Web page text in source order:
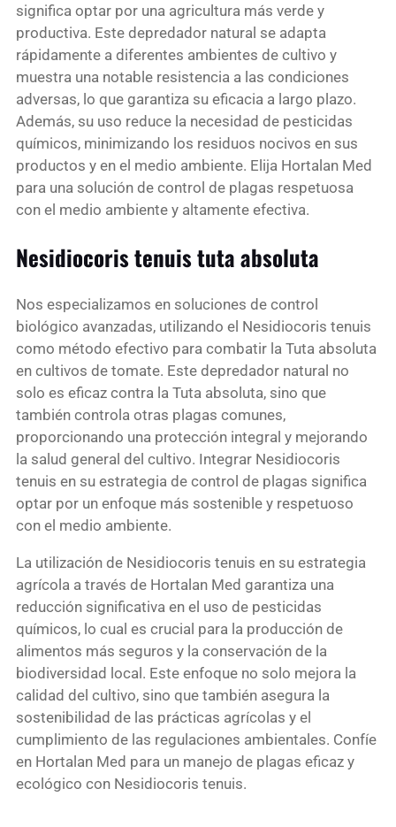
significa optar por una agricultura más verde y
productiva. Este depredador natural se adapta
rápidamente a diferentes ambientes de cultivo y
muestra una notable resistencia a las condiciones
adversas, lo que garantiza su eficacia a largo plazo.
Además, su uso reduce la necesidad de pesticidas
químicos, minimizando los residuos nocivos en sus
productos y en el medio ambiente. Elija Hortalan Med
para una solución de control de plagas respetuosa
con el medio ambiente y altamente efectiva.
Nesidiocoris tenuis tuta absoluta
Nos especializamos en soluciones de control
biológico avanzadas, utilizando el Nesidiocoris tenuis
como método efectivo para combatir la Tuta absoluta
en cultivos de tomate. Este depredador natural no
solo es eficaz contra la Tuta absoluta, sino que
también controla otras plagas comunes,
proporcionando una protección integral y mejorando
la salud general del cultivo. Integrar Nesidiocoris
tenuis en su estrategia de control de plagas significa
optar por un enfoque más sostenible y respetuoso
con el medio ambiente.
La utilización de Nesidiocoris tenuis en su estrategia
agrícola a través de Hortalan Med garantiza una
reducción significativa en el uso de pesticidas
químicos, lo cual es crucial para la producción de
alimentos más seguros y la conservación de la
biodiversidad local. Este enfoque no solo mejora la
calidad del cultivo, sino que también asegura la
sostenibilidad de las prácticas agrícolas y el
cumplimiento de las regulaciones ambientales. Confíe
en Hortalan Med para un manejo de plagas eficaz y
ecológico con Nesidiocoris tenuis.